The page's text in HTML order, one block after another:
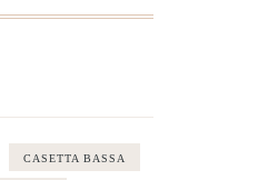
CASETTA BASSA